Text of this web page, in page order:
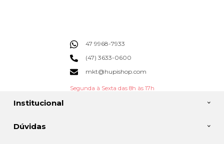
Institucional
Dúvidas
47 9968-7933
(47) 3633-0600
mkt@hupishop.com
Segunda à Sexta das 8h às 17h